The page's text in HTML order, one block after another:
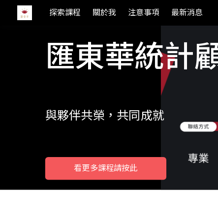
探索課程 關於我 注意事項 最新消息
匯東華統計
與夥伴共榮，共同成就
看更多課程請按此